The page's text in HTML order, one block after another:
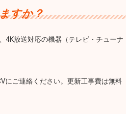
すか？
4K放送対応の機器（テレビ・チューナ
にご連絡ください。更新工事費は無料